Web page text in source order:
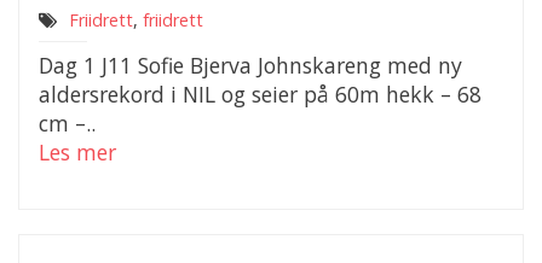
Friidrett, friidrett
Dag 1 J11 Sofie Bjerva Johnskareng med ny
aldersrekord i NIL og seier på 60m hekk – 68
cm –..
Les mer